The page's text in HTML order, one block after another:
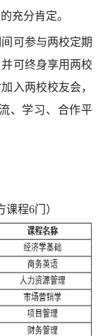
充分肯定。
可参与两校定期
可终身享用两校
入两校校友会，
、学习、合作平
程6门）